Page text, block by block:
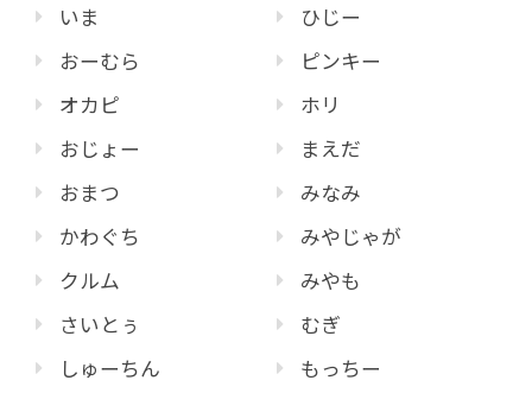
いま
おーむら
オカピ
おじょー
おまつ
かわぐち
クルム
さいとぅ
しゅーちん
ひじー
ピンキー
ホリ
まえだ
みなみ
みやじゃが
みやも
むぎ
もっちー